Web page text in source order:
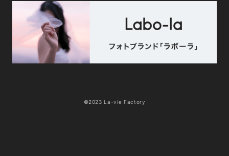
©2023 La-vie Factory